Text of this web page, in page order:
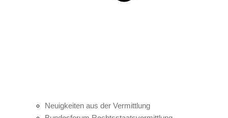
Neuigkeiten aus der Vermittlung